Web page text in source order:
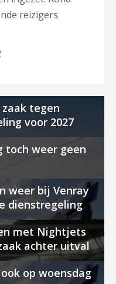
reizigers
tegen
voor 2027
toch weer geen
weer bij Venray
dienstregeling
met Nightjets
achter uitval
op woensdag